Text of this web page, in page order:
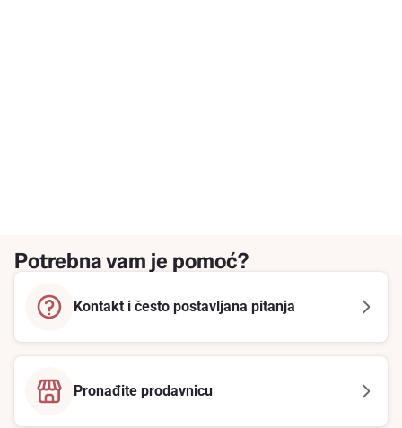
Potrebna vam je pomoć?
Kontakt i često postavljana pitanja
Pronađite prodavnicu